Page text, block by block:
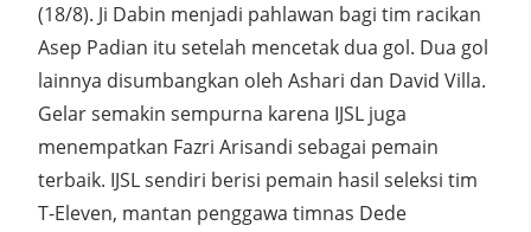
(18/8). Ji Dabin menjadi pahlawan bagi tim racikan
Asep Padian itu setelah mencetak dua gol. Dua gol
lainnya disumbangkan oleh Ashari dan David Villa.
Gelar semakin sempurna karena IJSL juga
menempatkan Fazri Arisandi sebagai pemain
terbaik. IJSL sendiri berisi pemain hasil seleksi tim
T-Eleven, mantan penggawa timnas Dede